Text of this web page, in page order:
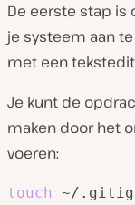
De eerste stap is
je systeem aan
met een
Je kunt de
maken door het
voeren:
touch ~/